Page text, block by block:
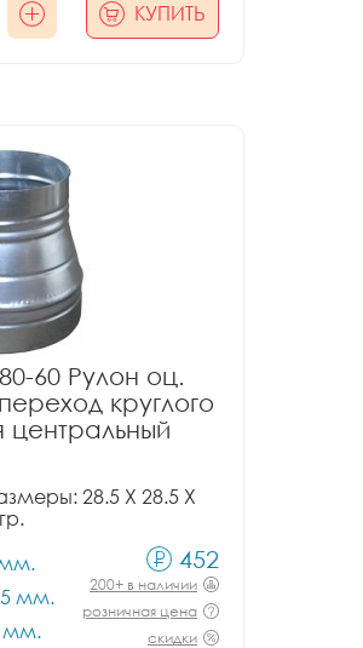
КУПИТЬ
60 Рулон оц.
круглого
центральный
28.5 X 28.5 X
мм.
мм.
452
200+ в наличии
розничная цена
скидки